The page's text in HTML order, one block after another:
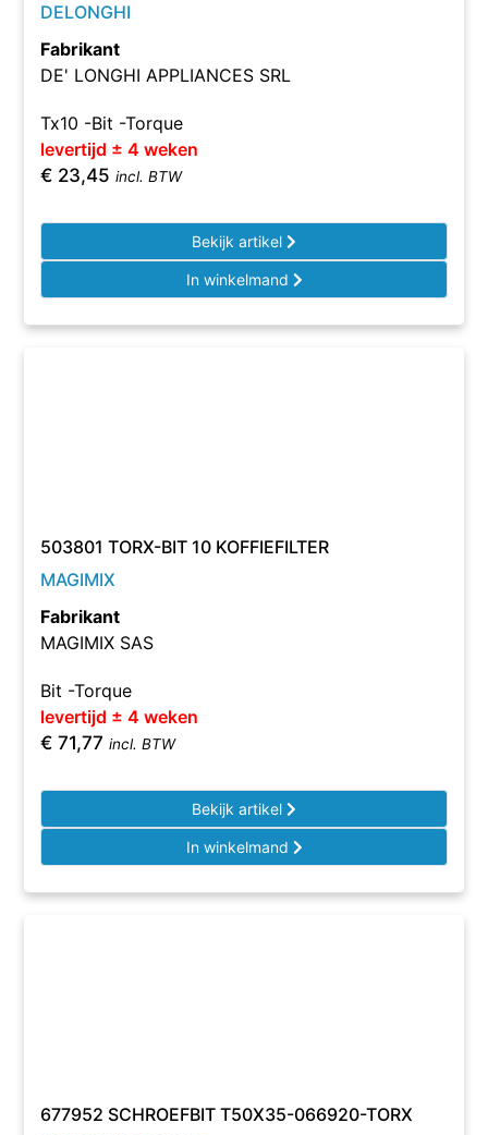
DELONGHI
Fabrikant
DE' LONGHI APPLIANCES SRL
Tx10 -Bit -Torque
levertijd ± 4 weken
€ 23,45 incl. BTW
Bekijk artikel
In winkelmand
503801 TORX-BIT 10 KOFFIEFILTER
MAGIMIX
Fabrikant
MAGIMIX SAS
Bit -Torque
levertijd ± 4 weken
€ 71,77 incl. BTW
Bekijk artikel
In winkelmand
677952 SCHROEFBIT T50X35-066920-TORX